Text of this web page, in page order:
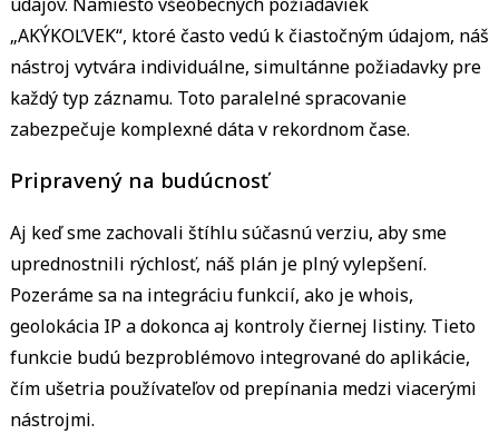
„AKÝKOĽVEK“, ktoré často vedú k čiastočným údajom, náš
nástroj vytvára individuálne, simultánne požiadavky pre
každý typ záznamu. Toto paralelné spracovanie
zabezpečuje komplexné dáta v rekordnom čase.
Pripravený na budúcnosť
Aj keď sme zachovali štíhlu súčasnú verziu, aby sme
uprednostnili rýchlosť, náš plán je plný vylepšení.
Pozeráme sa na integráciu funkcií, ako je whois,
geolokácia IP a dokonca aj kontroly čiernej listiny. Tieto
funkcie budú bezproblémovo integrované do aplikácie,
čím ušetria používateľov od prepínania medzi viacerými
nástrojmi.